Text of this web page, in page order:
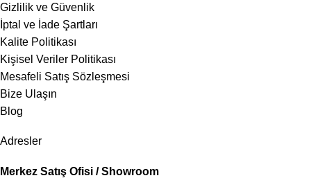
Gizlilik ve Güvenlik
İptal ve İade Şartları
Kalite Politikası
Kişisel Veriler Politikası
Mesafeli Satış Sözleşmesi
Bize Ulaşın
Blog
Adresler
Merkez Satış Ofisi / Showroom